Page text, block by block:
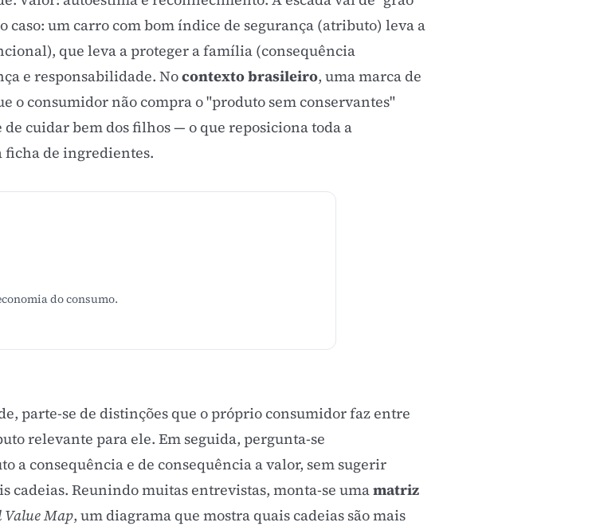
um carro com bom índice de segurança (atributo) leva a
que leva a proteger a família (consequência
e responsabilidade. Nocontexto brasileiro, uma marca de
o consumidor não compra o "produto sem conservantes"
cuidar bem dos filhos — o que reposiciona toda a
ficha de ingredientes.
do consumo.
parte-se de distinções que o próprio consumidor faz entre
relevante para ele. Em seguida, pergunta-se
a consequência e de consequência a valor, sem sugerir
cadeias. Reunindo muitas entrevistas, monta-se umamatriz
Map, um diagrama que mostra quais cadeias são mais